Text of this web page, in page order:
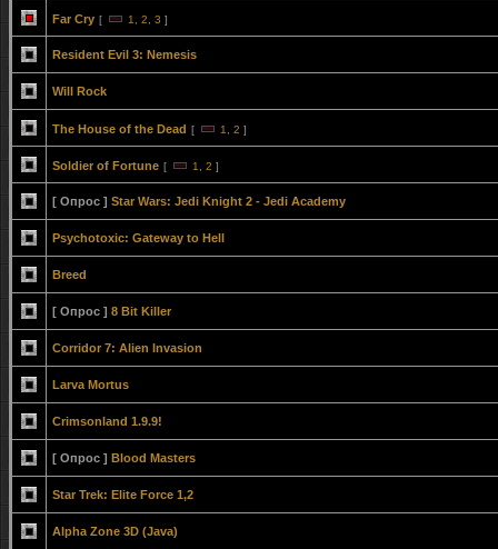
Far Cry [ 1 2 3 ]
Resident Evil 3: Nemesis
Will Rock
The House of the Dead [ 1 2 ]
Soldier of Fortune [ 1 2 ]
[ Опрос ] Star Wars: Jedi Knight 2 - Jedi Academy
Psychotoxic: Gateway to Hell
Breed
[ Опрос ] 8 Bit Killer
Corridor 7: Alien Invasion
Larva Mortus
Crimsonland 1.9.9!
[ Опрос ] Blood Masters
Star Trek: Elite Force 1,2
Alpha Zone 3D (Java)